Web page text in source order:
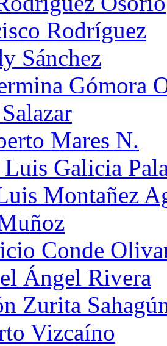
Rodríguez
Sánchez
Gómora
Mares N.
Luis Galicia
Montañez
Conde
Ángel Rivera
Zurita
Vizcaíno